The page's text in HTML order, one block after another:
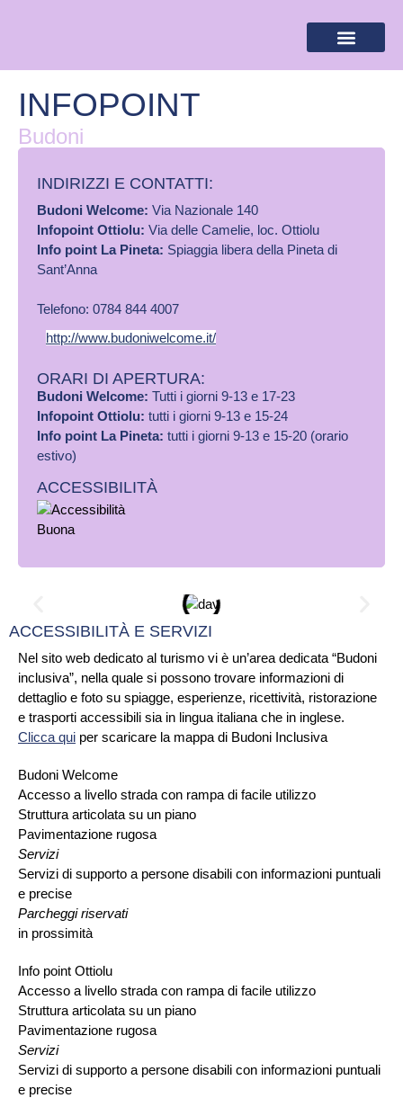
INFOPOINT
Budoni
INDIRIZZI E CONTATTI:​
Budoni Welcome: Via Nazionale 140
Infopoint Ottiolu: Via delle Camelie, loc. Ottiolu
Info point La Pineta: Spiaggia libera della Pineta di
Sant’Anna
Telefono: 0784 844 4007
http://www.budoniwelcome.it/
ORARI DI APERTURA:
Budoni Welcome: Tutti i giorni 9-13 e 17-23
Infopoint Ottiolu: tutti i giorni 9-13 e 15-24
Info point La Pineta: tutti i giorni 9-13 e 15-20 (orario
estivo)
ACCESSIBILITÀ
Nel sito web dedicato al turismo vi è un’area dedicata “Budoni
inclusiva”, nella quale si possono trovare informazioni di
dettaglio e foto su spiagge, esperienze, ricettività, ristorazione
e trasporti accessibili sia in lingua italiana che in inglese.
Clicca qui per scaricare la mappa di Budoni Inclusiva
Budoni Welcome
Accesso a livello strada con rampa di facile utilizzo
Struttura articolata su un piano
Pavimentazione rugosa
Servizi
Servizi di supporto a persone disabili con informazioni puntuali
e precise
Parcheggi riservati
in prossimità
Info point Ottiolu
Accesso a livello strada con rampa di facile utilizzo
Struttura articolata su un piano
Pavimentazione rugosa
Servizi
Servizi di supporto a persone disabili con informazioni puntuali
e precise
ACCESSIBILITÀ E SERVIZI